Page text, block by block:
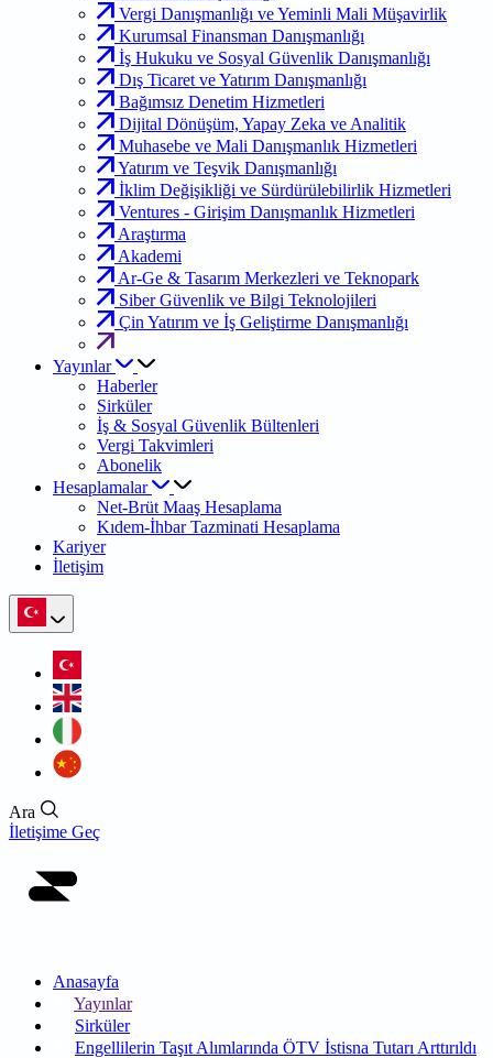
Vergi Danışmanlığı ve Yeminli Mali Müşavirlik
Kurumsal Finansman Danışmanlığı
İş Hukuku ve Sosyal Güvenlik Danışmanlığı
Dış Ticaret ve Yatırım Danışmanlığı
Bağımsız Denetim Hizmetleri
Dijital Dönüşüm, Yapay Zeka ve Analitik
Muhasebe ve Mali Danışmanlık Hizmetleri
Yatırım ve Teşvik Danışmanlığı
İklim Değişikliği ve Sürdürülebilirlik Hizmetleri
Ventures - Girişim Danışmanlık Hizmetleri
Araştırma
Akademi
Ar-Ge & Tasarım Merkezleri ve Teknopark
Siber Güvenlik ve Bilgi Teknolojileri
Çin Yatırım ve İş Geliştirme Danışmanlığı
Yayınlar
Haberler
Sirküler
İş & Sosyal Güvenlik Bültenleri
Vergi Takvimleri
Abonelik
Hesaplamalar
Net-Brüt Maaş Hesaplama
Kıdem-İhbar Tazminati Hesaplama
Kariyer
İletişim
Ara
İletişime Geç
Anasayfa
Yayınlar
Sirküler
Engellilerin Taşıt Alımlarında ÖTV İstisna Tutarı Arttırıldı